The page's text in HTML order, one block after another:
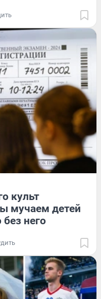
культ
мучаем детей
него